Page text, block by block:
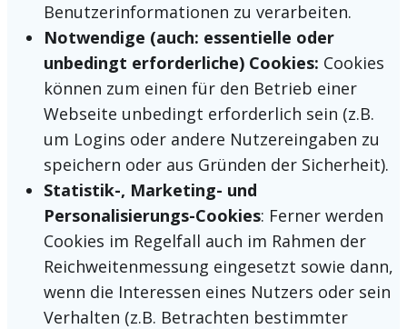
Benutzerinformationen zu verarbeiten.
Notwendige (auch: essentielle oder
unbedingt erforderliche) Cookies: Cookies
können zum einen für den Betrieb einer
Webseite unbedingt erforderlich sein (z.B.
um Logins oder andere Nutzereingaben zu
speichern oder aus Gründen der Sicherheit).
Statistik-, Marketing- und
Personalisierungs-Cookies: Ferner werden
Cookies im Regelfall auch im Rahmen der
Reichweitenmessung eingesetzt sowie dann,
wenn die Interessen eines Nutzers oder sein
Verhalten (z.B. Betrachten bestimmter